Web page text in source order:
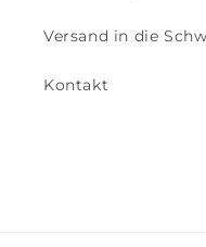
Versand in die
Kontakt